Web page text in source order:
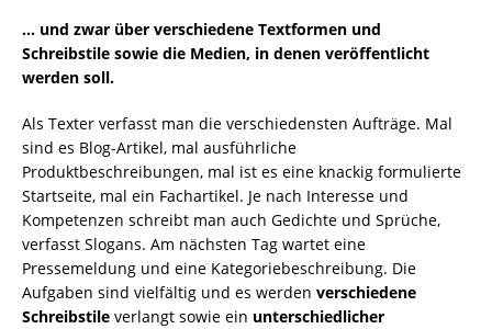
… und zwar über verschiedene Textformen und
Schreibstile sowie die Medien, in denen veröffentlicht
werden soll.
Als Texter verfasst man die verschiedensten Aufträge. Mal
sind es Blog-Artikel, mal ausführliche
Produktbeschreibungen, mal ist es eine knackig formulierte
Startseite, mal ein Fachartikel. Je nach Interesse und
Kompetenzen schreibt man auch Gedichte und Sprüche,
verfasst Slogans. Am nächsten Tag wartet eine
Pressemeldung und eine Kategoriebeschreibung. Die
Aufgaben sind vielfältig und es werden verschiedene
Schreibstile verlangt sowie ein unterschiedlicher